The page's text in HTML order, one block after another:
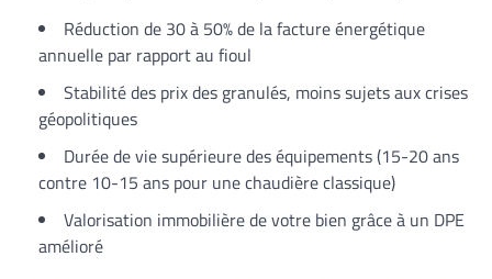
Réduction de 30 à 50% de la facture énergétique
annuelle par rapport au fioul
Stabilité des prix des granulés, moins sujets aux crises
géopolitiques
Durée de vie supérieure des équipements (15-20 ans
contre 10-15 ans pour une chaudière classique)
Valorisation immobilière de votre bien grâce à un DPE
amélioré